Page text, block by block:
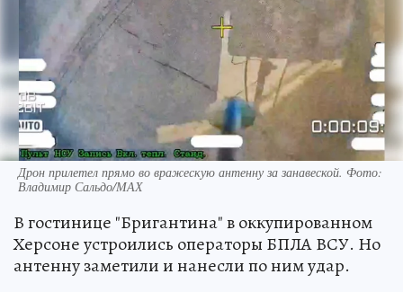
Дрон прилетел прямо во вражескую антенну за занавеской. Фото:
Владимир Сальдо/МАХ
В гостинице "Бригантина" в оккупированном
Херсоне устроились операторы БПЛА ВСУ. Но
антенну заметили и нанесли по ним удар.